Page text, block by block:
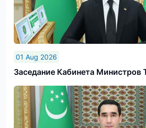
01 Aug 2026
Заседание Кабинета Министров